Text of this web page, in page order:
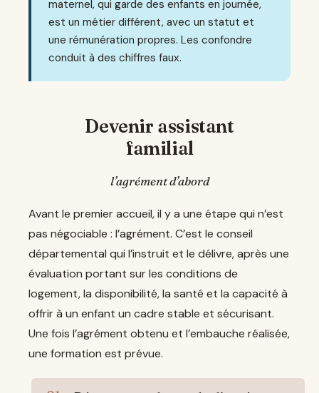
maternel, qui garde des enfants en journée,
est un métier différent, avec un statut et
une rémunération propres. Les confondre
conduit à des chiffres faux.
Devenir assistant
familial
l’agrément d’abord
Avant le premier accueil, il y a une étape qui n’est
pas négociable : l’agrément. C’est le conseil
départemental qui l’instruit et le délivre, après une
évaluation portant sur les conditions de
logement, la disponibilité, la santé et la capacité à
offrir à un enfant un cadre stable et sécurisant.
Une fois l’agrément obtenu et l’embauche réalisée,
une formation est prévue.